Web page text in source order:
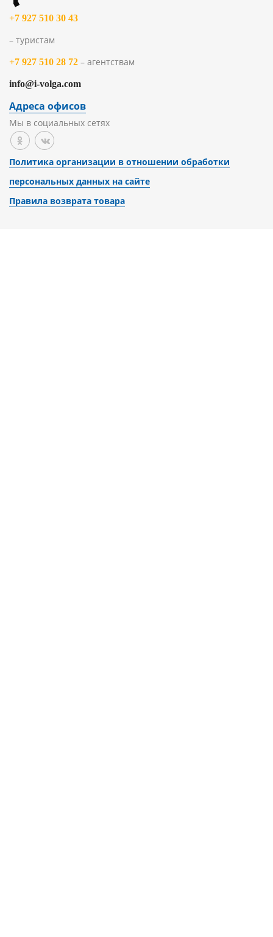
+7 927 510 30 43
– туристам
+7 927 510 28 72 – агентствам
info@i-volga.com
Адреса офисов
Мы в социальных сетях
Политика организации в отношении обработки
персональных данных на сайте
Правила возврата товара